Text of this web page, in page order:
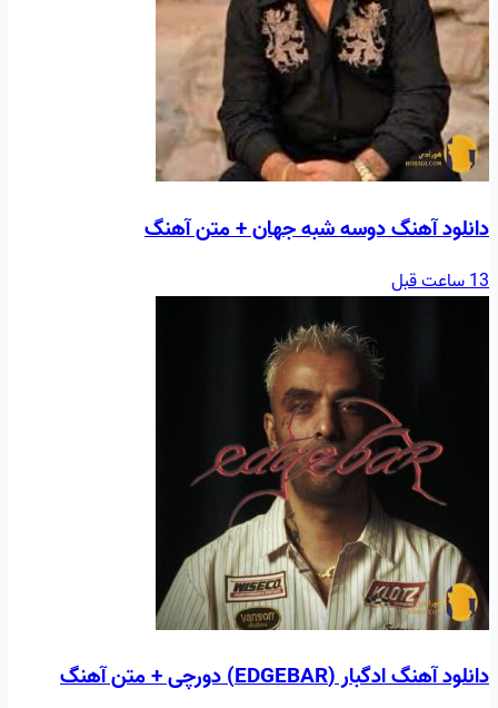
دانلود آهنگ دوسه شبه جهان + متن آهنگ
13 ساعت قبل
دانلود آهنگ ادگبار (EDGEBAR) دورچی + متن آهنگ